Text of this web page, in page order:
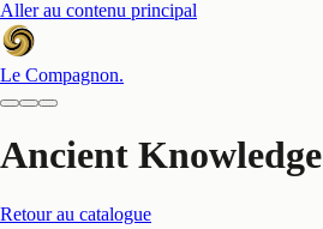
Aller au contenu principal
Le Compagnon.
Ancient Knowledge
Retour au catalogue